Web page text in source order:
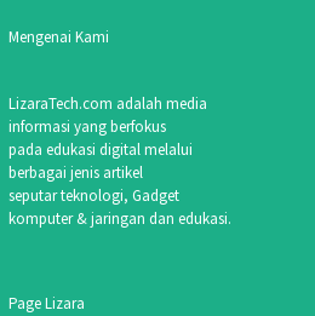
Mengenai Kami
LizaraTech.com adalah media
informasi yang berfokus
pada edukasi digital melalui
berbagai jenis artikel
seputar teknologi, Gadget
komputer & jaringan dan edukasi.
Page Lizara